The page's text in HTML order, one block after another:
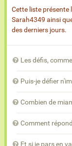
Cette liste présente
Sarah4349 ainsi
des derniers jours.
Les défis,
Puis-je défier
Combien de
Comment
Et si je pars en